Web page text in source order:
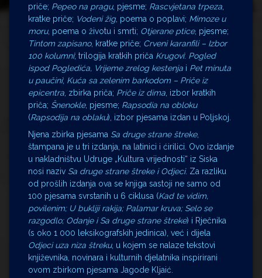
priče; Pepeo na pragu, pjesme; Rascvjetana trpeza,
kratke priče; Vodeni žig, poema o poplavi; Mimoze u
moru, poema o životu i smrti; Otjerane ptice, pjesme;
Tintom zapisano, kratke priče; Crveni karanfili – Izbor
100 kolumni; trilogija kratkih priča Krugovi: Pogled
ispod Pogledića, Vrijeme zrelog kestenja i Pet minuta
u paučini; Kuća sa zelenim barkodom – Priče iz
epicentra, zbirka priča; Priče iz dima, izbor kratkih
priča; Šnenokle, pjesme; Rapsodia na obloku
(Rapsodija na oblaku), izbor pjesama izdan u Poljskoj.
Njena zbirka pjesama Sa druge strane štreke,
štampana je u tri izdanja, na latinici i ćirilici. Ovo izdanje
u nakladništvu Udruge „Kultura vrijednosti“ iz Siska
nosi naziv Sa druge strane štreke i Odjeci. Za razliku
od prošlih izdanja ova se knjiga sastoji ne samo od
100 pjesama svrstanih u 6 ciklusa (Kad te vidim,
povilenim; U bukliji rakija; Palamar kruva; Selo se
razgodlo; Odanje i Sa druge strane štreke) i Rječnika
(s oko 1 000 leksikografskih jedinica), već i dijela
Odjeci uza niza štreku, u kojem se nalaze tekstovi
književnika, novinara i kulturnih djelatnika inspirirani
ovom zbirkom pjesama Jagode Kljaić.